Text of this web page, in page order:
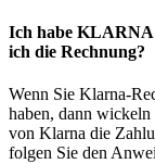
Ich habe KLARNA
ich die Rechnung?
Wenn Sie Klarna-
haben, dann
von Klarna die
folgen Sie den